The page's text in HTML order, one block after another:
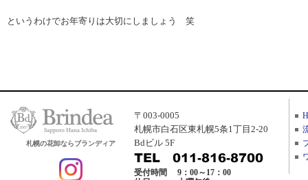
というわけでお年寄りは大切にしましょう 笑
札幌の花卸ならブランディア
〒003-0005
札幌市白石区東札幌5条1丁目2-20
Bdビル 5F
受付時間
9：00～17：00